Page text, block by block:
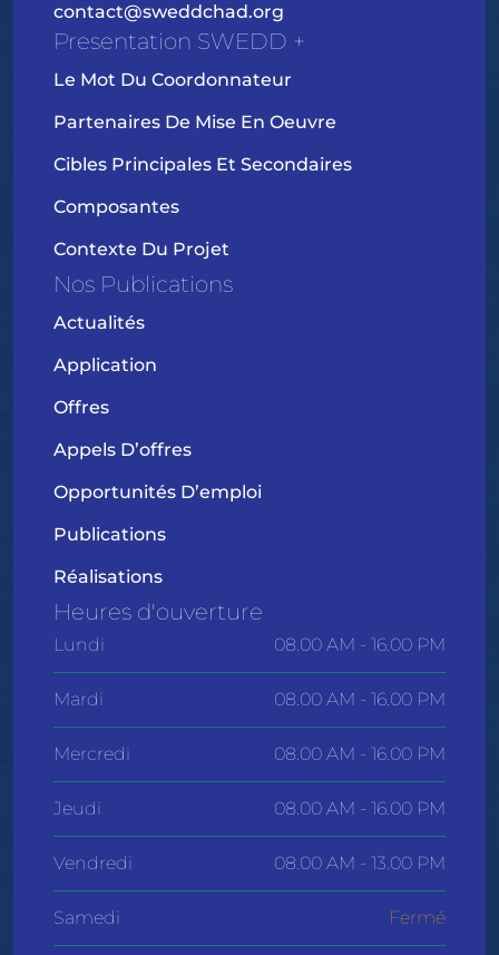
contact@sweddchad.org
Presentation SWEDD +
Le Mot Du Coordonnateur
Partenaires De Mise En Oeuvre
Cibles Principales Et Secondaires
Composantes
Contexte Du Projet
Nos Publications
Actualités
Application
Offres
Appels D’offres
Opportunités D’emploi
Publications
Réalisations
Heures d'ouverture
Lundi 08.00 AM - 16.00 PM
Mardi 08.00 AM - 16.00 PM
Mercredi 08.00 AM - 16.00 PM
Jeudi 08.00 AM - 16.00 PM
Vendredi 08.00 AM - 13.00 PM
Samedi Fermé